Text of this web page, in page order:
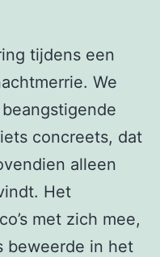
tijdens een
We
iets concreets, dat
alleen
Het
met zich mee,
beweerde in het